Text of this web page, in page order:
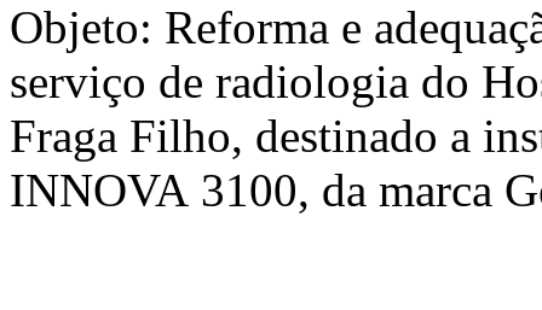
Objeto: Reforma e
serviço de radiologia do
Fraga Filho, destinado a
INNOVA 3100, da marca